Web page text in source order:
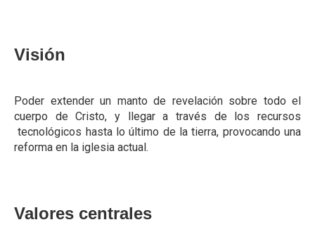
Visión
Poder extender un manto de revelación sobre todo el
cuerpo de Cristo, y llegar a través de los recursos
tecnológicos hasta lo último de la tierra, provocando una
reforma en la iglesia actual.
Valores centrales